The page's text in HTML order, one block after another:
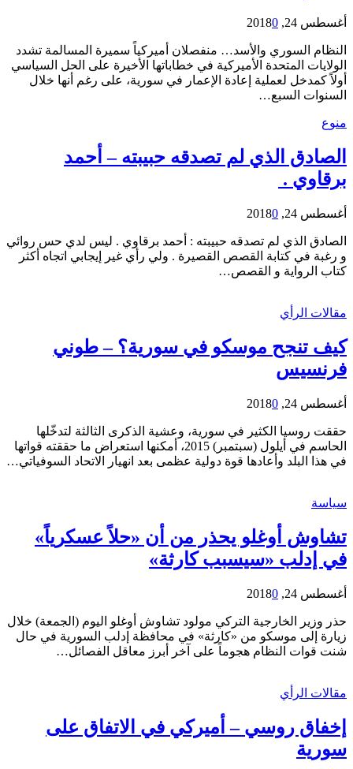
أغسطس 24, 2018 0
النظام السوري والأسد… منفصلان أميركياً سميرة المسالمة تشدد
الولايات المتحدة الأميركية في خطاباتها الأخيرة على الحل السياسي
أولاً كمدخل لعملية إعادة الإعمار في سورية، على رغم أنها خلال
السنوات السبع…
منوع
الصادق الذي لم تصدقه حبيبته – أحمد
برقاوي .
أغسطس 24, 2018 0
الصادق الذي لم تصدقه حبيبته : أحمد برقاوي . ليس لدي حس روائي
و رغبة في كتابة القصص القصيرة . ولي رأي غير إيجابي اتجاه أكثر
كتاب الرواية و القصص…
مقالات الرأي
كيف تنجح موسكو في سورية؟ – طوني
فرنسيس
أغسطس 24, 2018 0
حققت روسيا الكثير في سورية، وعشية الذكرى الثالثة لتدخّلها
الحاسم في أيلول (سبتمبر) 2015، أمكنها استعراض ما حققته قواتها
في هذا البلد وأعادها قوة دولية عظمى بعد انهيار الاتحاد السوفياتي…
سياسة
تشاوش أوغلو يحذر من أن «حلاً عسكرياً»
في إدلب «سيسبب كارثة»
أغسطس 24, 2018 0
حذر وزير الخارجية التركي مولود تشاوش أوغلو اليوم (الجمعة) خلال
زيارة إلى موسكو من «كارثة» في محافظة إدلب السورية في حال
شنت قوات النظام هجوماً على آخر أبرز معاقل الفصائل…
مقالات الرأي
إخفاق روسي – أميركي في الاتفاق على
سورية